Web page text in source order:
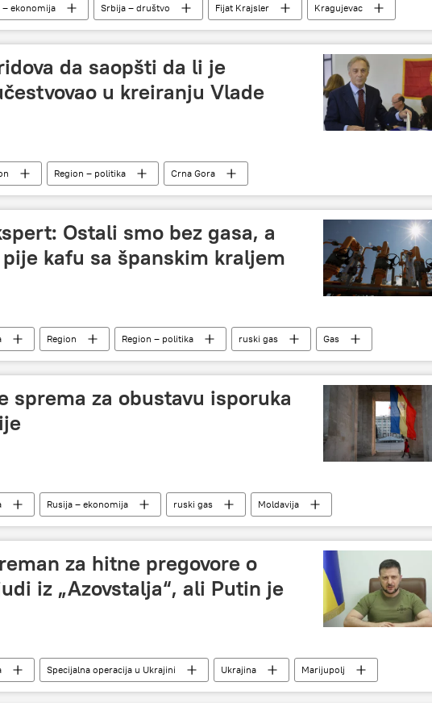
– ekonomija Srbija – društvo Fijat Krajsler
Kragujevac
da saopšti da li je
u kreiranju Vlade
Region – politika Crna Gora
Ostali smo bez gasa, a
kafu sa španskim kraljem
Region Region – politika ruski gas
Gas
Bugarska Ukrajina
sprema za obustavu isporuka
Rusija – ekonomija ruski gas Moldavija
za hitne pregovore o
iz „Azovstalja“, ali Putin je
Specijalna operacija u Ukrajini Ukrajina
Marijupolj